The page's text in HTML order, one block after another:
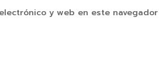
y web en este